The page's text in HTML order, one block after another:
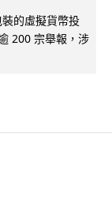
的虛擬貨幣投
200 宗舉報，涉